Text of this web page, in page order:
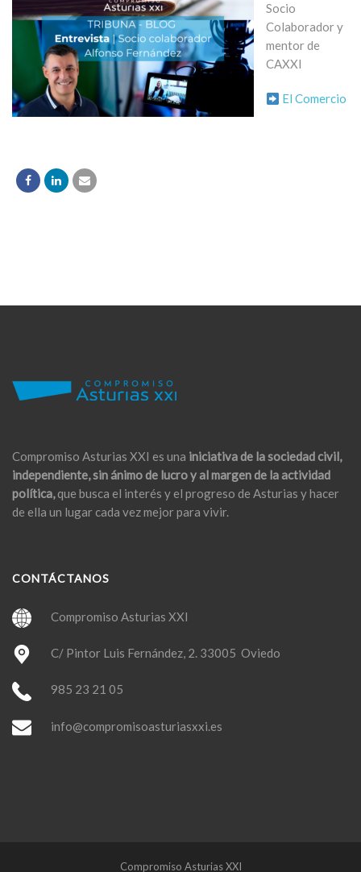
Socio
Colaborador y
mentor de
CAXXI
El Comercio
Compromiso Asturias XXI es una iniciativa de la sociedad civil,
independiente, sin ánimo de lucro y al margen de la actividad
política,que busca el interés y el progreso de Asturias y hacer
de ella un lugar cada vez mejor para vivir.
CONTÁCTANOS
Compromiso Asturias XXI
C/ Pintor Luis Fernández, 2. 33005 Oviedo
985 23 21 05
info@compromisoasturiasxxi.es
Compromiso Asturias XXI